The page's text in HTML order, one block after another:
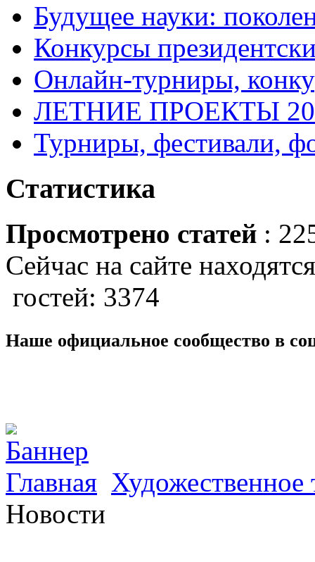
Будущее науки:
Конкурсы
Онлайн-турниры,
ЛЕТНИЕ ПРОЕКТЫ
Турниры, фестивали,
Статистика
Просмотрено статей :
Сейчас на сайте
гостей: 3374
Наше официальное сообщество в
Главная Художественное
Новости